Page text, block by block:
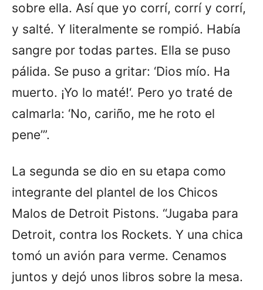
sobre ella. Así que yo corrí, corrí y corrí,
y salté. Y literalmente se rompió. Había
sangre por todas partes. Ella se puso
pálida. Se puso a gritar: ‘Dios mío. Ha
muerto. ¡Yo lo maté!‘. Pero yo traté de
calmarla: ‘No, cariño, me he roto el
pene’”.
La segunda se dio en su etapa como
integrante del plantel de los Chicos
Malos de Detroit Pistons. “Jugaba para
Detroit, contra los Rockets. Y una chica
tomó un avión para verme. Cenamos
juntos y dejó unos libros sobre la mesa.